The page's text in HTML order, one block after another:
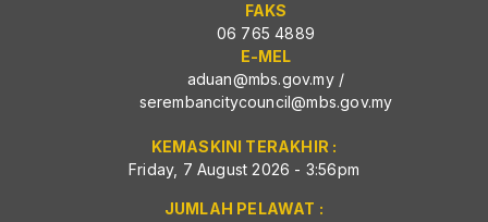
FAKS
06 765 4889
E-MEL
aduan@mbs.gov.my/
serembancitycouncil@mbs.gov.my
KEMASKINI TERAKHIR :
Friday, 7 August 2026 - 3:56pm
JUMLAH PELAWAT :